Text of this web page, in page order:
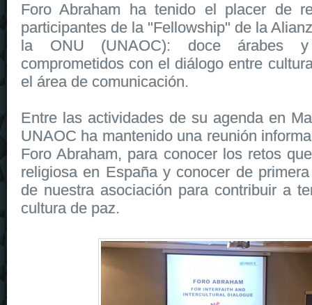
Foro Abraham ha tenido el placer de
participantes de la "Fellowship" de la
la ONU (UNAOC): doce árabes y
comprometidos con el diálogo entre
el área de comunicación.
Entre las actividades de su agenda en
UNAOC ha mantenido una reunión
Foro Abraham, para conocer los retos
religiosa en España y conocer de
de nuestra asociación para contribuir a
cultura de paz.